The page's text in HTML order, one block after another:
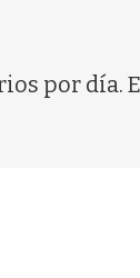
por día.